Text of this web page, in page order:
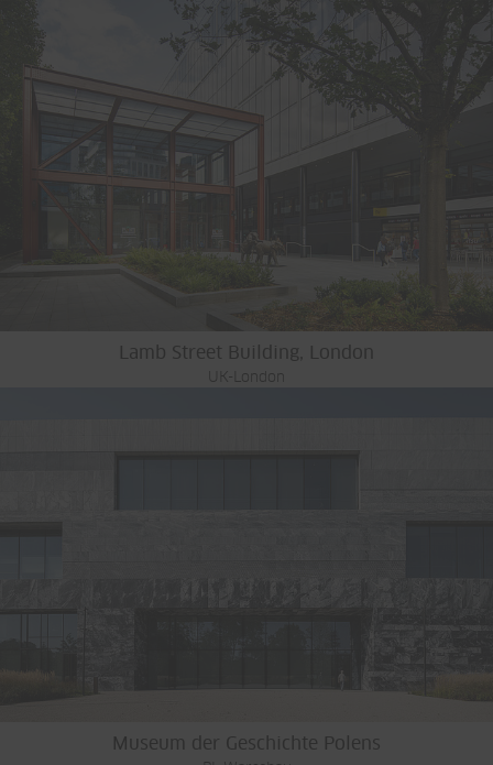
Lamb Street Building, London
UK-London
Museum der Geschichte Polens